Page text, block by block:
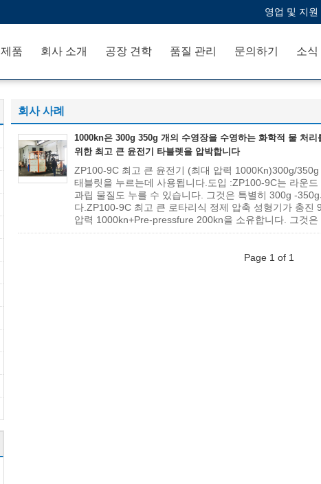
영업 및 지원
제품 회사 소개 공장 견학 품질 관리 문의하기 소식
회사 사례
1000kn은 300g 350g 개의 수영장을 수영하는 화학적 물 처리
위한 최고 큰 윤전기 타블렛을 압박합니다
ZP100-9C 최고 큰 윤전기 (최대 압력 1000Kn)300g/
태블릿을 누르는데 사용됩니다.도입 :ZP100-9C는 라운
과립 물질도 누를 수 있습니다. 그것은 특별히 300g -
다.ZP100-9C 최고 큰 로타리식 정제 압축 성형기가 충진
압력 1000kn+Pre-pressfure 200kn을 소유합니다. 그것은
Page 1 of 1